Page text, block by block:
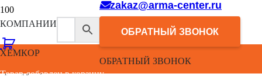
КОМПАНИИ
ХЕМКОР
zakaz@arma-center.ru
ОБРАТНЫЙ ЗВОНОК
ОБРАТНЫЙ ЗВОНОК
Товар добавлен в корзину.
Материал – резина SBR с твердостью 60±5;
Принцип уплотнения – расклинивание кольца в зазоре между
наружной поверхностью трубы и внутренней поверхностью
раструба;